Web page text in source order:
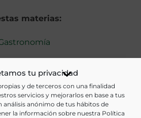
tu privacidad
y de terceros con una finalidad
servicios y mejorarlos en base a tus
análisis anónimo de tus hábitos de
la información sobre nuestra Política
materias: